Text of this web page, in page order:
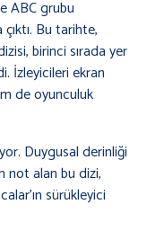
ABC grubu
Bu tarihte,
birinci sırada yer
İzleyicileri ekran
de oyunculuk
Duygusal derinliği
not alan bu dizi,
sürükleyici